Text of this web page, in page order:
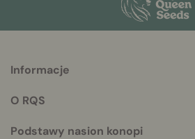
info
Informacje
O RQS
Podstawy nasion konopi